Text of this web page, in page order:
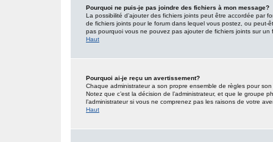
Pourquoi ne puis-je pas joindre des fichiers à mon message?
La possibilité d’ajouter des fichiers joints peut être accordée par
de fichiers joints pour le forum dans lequel vous postez, ou peut-
pas pourquoi vous ne pouvez pas ajouter de fichiers joints sur un
Haut
Pourquoi ai-je reçu un avertissement?
Chaque administrateur a son propre ensemble de règles pour
Notez que c’est la décision de l’administrateur, et que le groupe
l’administrateur si vous ne comprenez pas les raisons de votre
Haut